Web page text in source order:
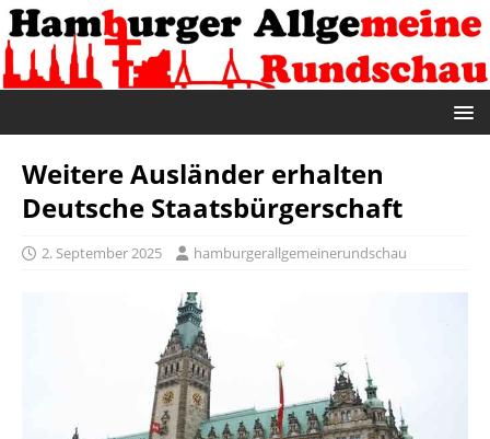
Weitere Ausländer erhalten
Deutsche Staatsbürgerschaft
2. September 2025 hamburgerallgemeinerundschau